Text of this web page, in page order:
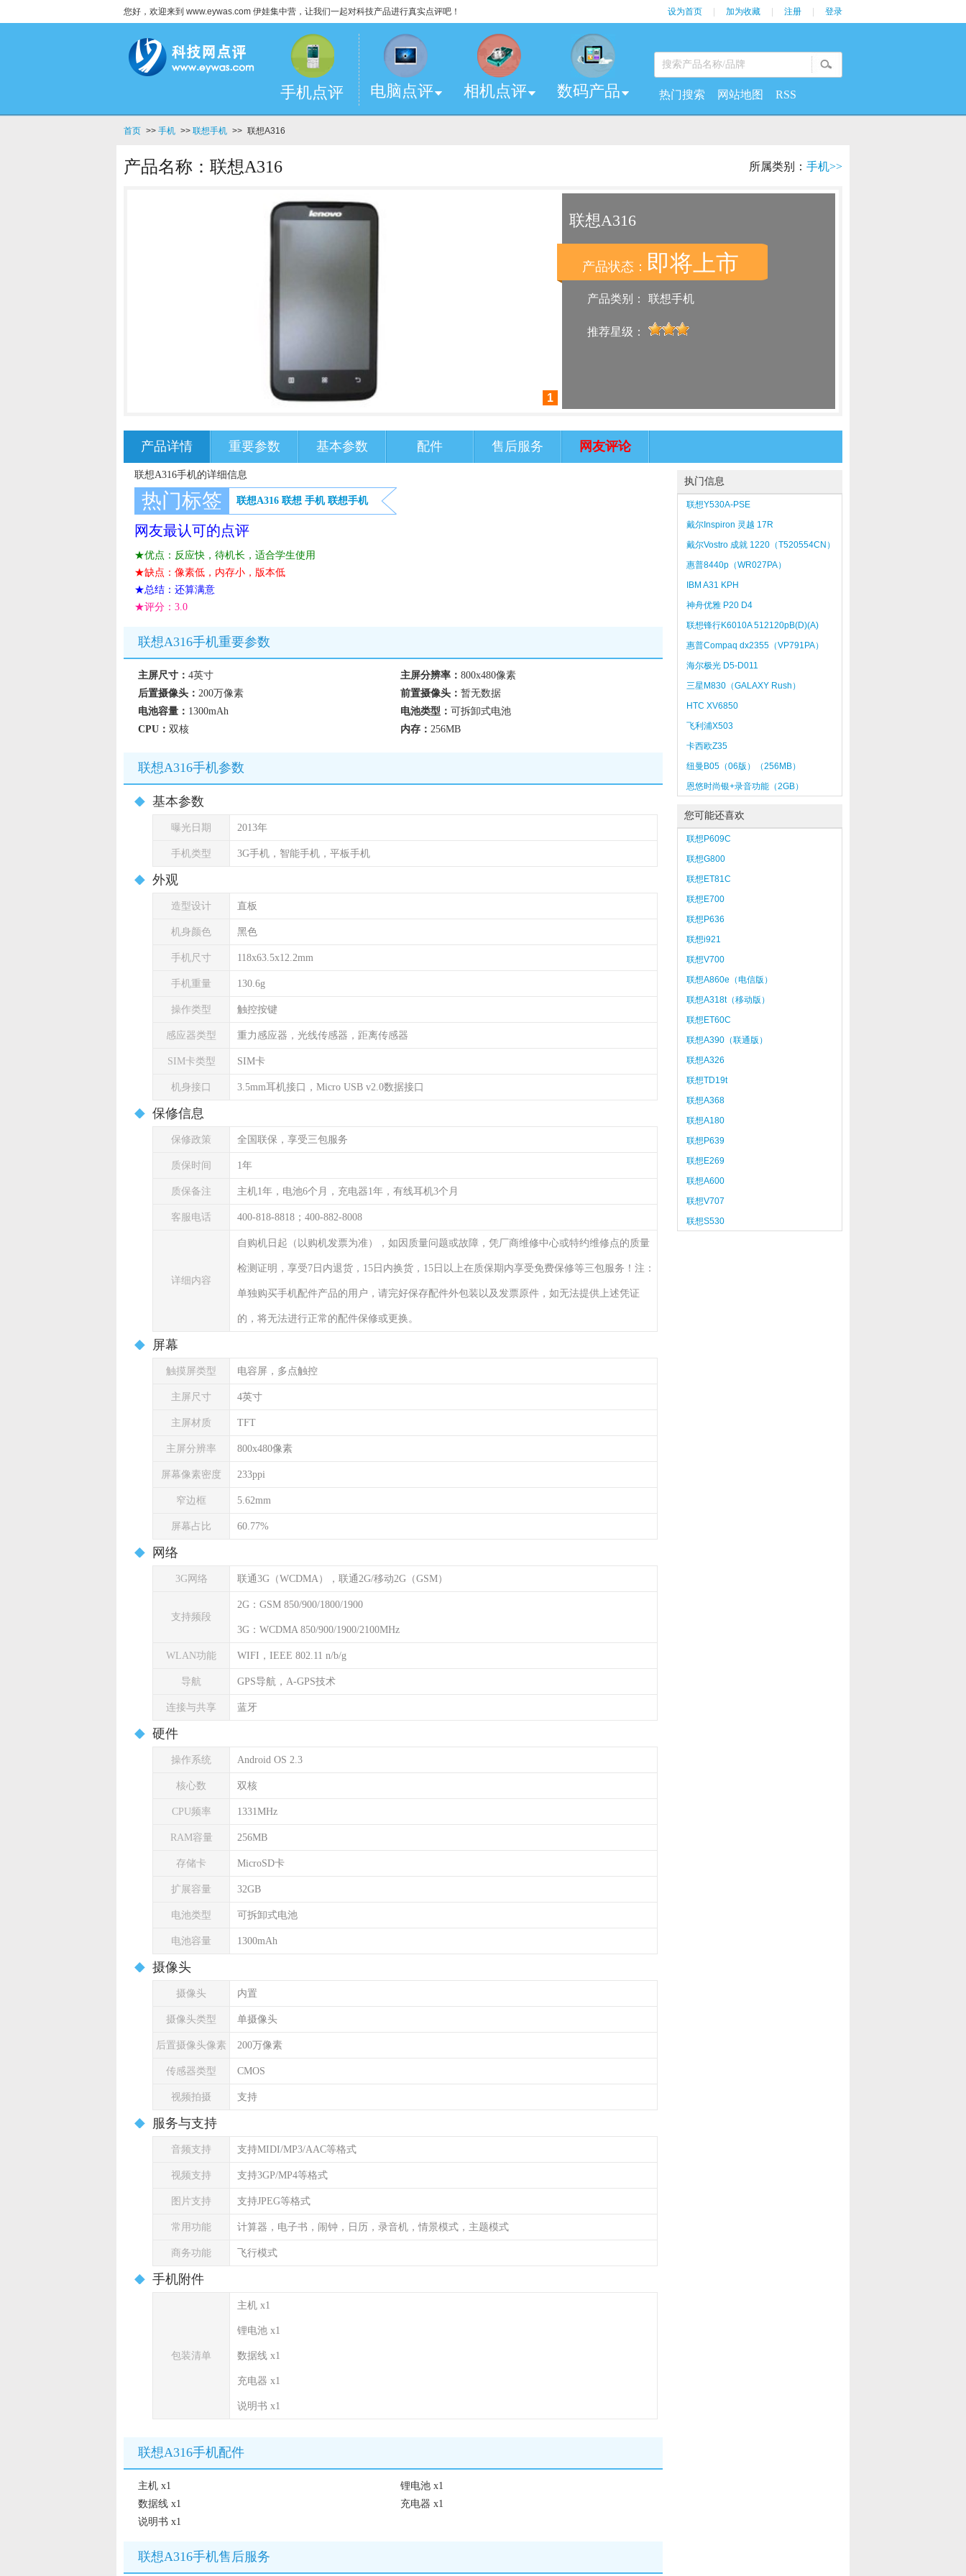
您好，欢迎来到 www.eywas.com 伊娃集中营，让我们一起对科技产品进行真实点评吧！ 设为首页 加为收藏 注册 登录
手机点评 电脑点评 相机点评 数码产品 热门搜索 网站地图 RSS
首页 >> 手机 >> 联想手机 >> 联想A316
产品名称：联想A316 所属类别： 手机>>
1
联想A316
产品状态： 即将上市
产品类别： 联想手机
推荐星级：
产品详情 重要参数 基本参数 配件 售后服务 网友评论
联想A316手机的详细信息
热门标签 联想A316 联想 手机 联想手机
网友最认可的点评
★优点：反应快，待机长，适合学生使用
★缺点：像素低，内存小，版本低
★总结：还算满意
★评分： 3.0
联想A316手机重要参数
主屏尺寸： 4英寸 主屏分辨率： 800x480像素
后置摄像头： 200万像素 前置摄像头： 暂无数据
电池容量： 1300mAh 电池类型： 可拆卸式电池
CPU： 双核 内存： 256MB
联想A316手机参数
基本参数
曝光日期 2013年
手机类型 3G手机，智能手机，平板手机
外观
造型设计 直板
机身颜色 黑色
手机尺寸 118x63.5x12.2mm
手机重量 130.6g
操作类型 触控按键
感应器类型 重力感应器，光线传感器，距离传感器
SIM卡类型 SIM卡
机身接口 3.5mm耳机接口，Micro USB v2.0数据接口
保修信息
保修政策 全国联保，享受三包服务
质保时间 1年
质保备注 主机1年，电池6个月，充电器1年，有线耳机3个月
客服电话 400-818-8818；400-882-8008
详细内容
自购机日起（以购机发票为准），如因质量问题或故障，凭厂商维修中心或特约维修点的质量
检测证明，享受7日内退货，15日内换货，15日以上在质保期内享受免费保修等三包服务！注：
单独购买手机配件产品的用户，请完好保存配件外包装以及发票原件，如无法提供上述凭证
的，将无法进行正常的配件保修或更换。
屏幕
触摸屏类型 电容屏，多点触控
主屏尺寸 4英寸
主屏材质 TFT
主屏分辨率 800x480像素
屏幕像素密度 233ppi
窄边框 5.62mm
屏幕占比 60.77%
网络
3G网络 联通3G（WCDMA），联通2G/移动2G（GSM）
支持频段
2G：GSM 850/900/1800/1900
3G：WCDMA 850/900/1900/2100MHz
WLAN功能 WIFI，IEEE 802.11 n/b/g
导航 GPS导航，A-GPS技术
连接与共享 蓝牙
硬件
操作系统 Android OS 2.3
核心数 双核
CPU频率 1331MHz
RAM容量 256MB
存储卡 MicroSD卡
扩展容量 32GB
电池类型 可拆卸式电池
电池容量 1300mAh
摄像头
摄像头 内置
摄像头类型 单摄像头
后置摄像头像素 200万像素
传感器类型 CMOS
视频拍摄 支持
服务与支持
音频支持 支持MIDI/MP3/AAC等格式
视频支持 支持3GP/MP4等格式
图片支持 支持JPEG等格式
常用功能 计算器，电子书，闹钟，日历，录音机，情景模式，主题模式
商务功能 飞行模式
手机附件
包装清单
主机 x1
锂电池 x1
数据线 x1
充电器 x1
说明书 x1
联想A316手机配件
主机 x1
锂电池 x1
数据线 x1
充电器 x1
说明书 x1
联想A316手机售后服务
执门信息
联想Y530A-PSE
戴尔Inspiron 灵越 17R
Turbo（INS17TD-2828）
戴尔Vostro 成就 1220（T520554CN）
惠普8440p（WR027PA）
IBM A31 KPH
神舟优雅 P20 D4
联想锋行K6010A 512120pB(D)(A)
惠普Compaq dx2355（VP791PA）
海尔极光 D5-D011
三星M830（GALAXY Rush）
HTC XV6850
飞利浦X503
卡西欧Z35
纽曼B05（06版）（256MB）
恩悠时尚银+录音功能（2GB）
您可能还喜欢
联想P609C
联想G800
联想ET81C
联想E700
联想P636
联想i921
联想V700
联想A860e（电信版）
联想A318t（移动版）
联想ET60C
联想A390（联通版）
联想A326
联想TD19t
联想A368
联想A180
联想P639
联想E269
联想A600
联想V707
联想S530